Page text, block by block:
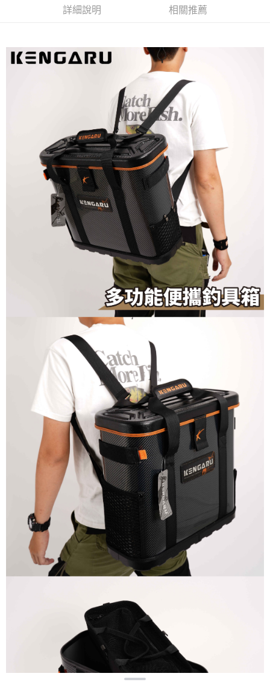
3.完整用戶服務條款，請詳閱以下連結：
https://oppay.tw/userRule
客戶支援中心」https://netprotections.freshdesk.com/support/home
易，需依本服務之必要範圍內提供個人資料，並將交易相關給付款項請求債
權轉讓予恩沛科技股份有限公司。
２．關於個人資料處理事宜，請瀏覽以下網址：
３．未成年的使用者請事先徵得法定代理人或監護人之同意方可使用
「AFTEE先享後付」，若未經同意申辦者引起之損失，本公司不負相關責
４．使用「AFTEE先享後付」時，將依據個別帳號之用戶狀況，依本公司即
時審查核予不同之上限額度；若仍有額度不足之情形，本公司將視審查結果
請求用戶進行身份認證。
５．嚴禁一人註冊多個帳號或使用他人資訊註冊。若發現惡意使用之情形，
恩沛科技股份有限公司將有權停止該用戶之使用額度並採取法律行動。
貨到付款（門市自取請勿下單，請聯繫客服）
計)，訂單才得以成立**)
詳細說明 相關推薦